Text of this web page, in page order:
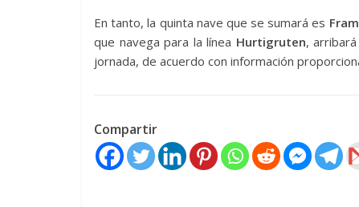
En tanto, la quinta nave que se sumará es Fram
que navega para la línea Hurtigruten,
jornada, de acuerdo con información
Compartir